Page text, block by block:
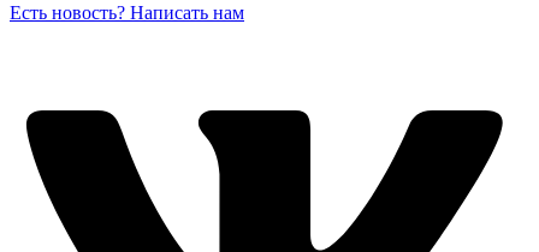
Есть новость? Написать нам